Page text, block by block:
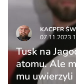
KACPER
07.11.2023
Tusk na
atomu. Ale
mu uwierzyli